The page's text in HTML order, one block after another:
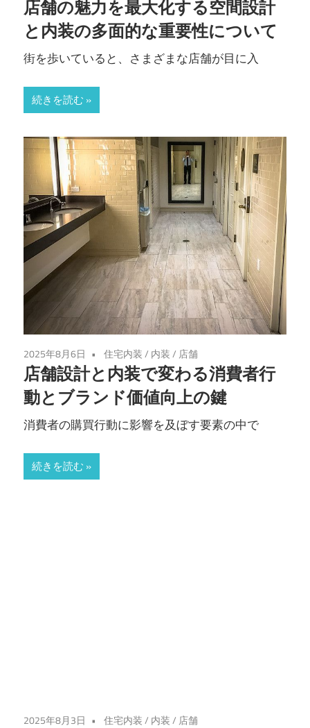
店舗の魅力を最大化する空間設計
と内装の多面的な重要性について
街を歩いていると、さまざまな店舗が目に入
続きを読む
2025年8月6日 住宅内装/ 内装/ 店舗
店舗設計と内装で変わる消費者行
動とブランド価値向上の鍵
消費者の購買行動に影響を及ぼす要素の中で
続きを読む
2025年8月3日 住宅内装/ 内装/ 店舗